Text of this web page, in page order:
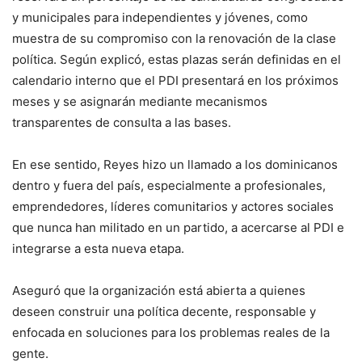
y municipales para independientes y jóvenes, como
muestra de su compromiso con la renovación de la clase
política. Según explicó, estas plazas serán definidas en el
calendario interno que el PDI presentará en los próximos
meses y se asignarán mediante mecanismos
transparentes de consulta a las bases.
En ese sentido, Reyes hizo un llamado a los dominicanos
dentro y fuera del país, especialmente a profesionales,
emprendedores, líderes comunitarios y actores sociales
que nunca han militado en un partido, a acercarse al PDI e
integrarse a esta nueva etapa.
Aseguró que la organización está abierta a quienes
deseen construir una política decente, responsable y
enfocada en soluciones para los problemas reales de la
gente.